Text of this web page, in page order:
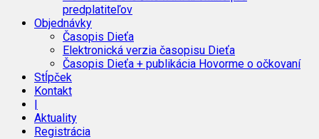
predplatiteľov
Objednávky
Časopis Dieťa
Elektronická verzia časopisu Dieťa
Časopis Dieťa + publikácia Hovorme o očkovaní
Stĺpček
Kontakt
|
Aktuality
Registrácia